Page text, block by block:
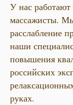
У нас
массажисты.
расслабление
наши
повышения
российских
руках.